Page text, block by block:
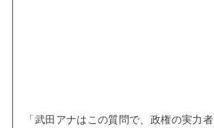
「武田アナはこの質問で、政権の実力